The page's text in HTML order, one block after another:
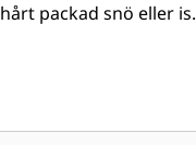
hårt packad snö eller is.